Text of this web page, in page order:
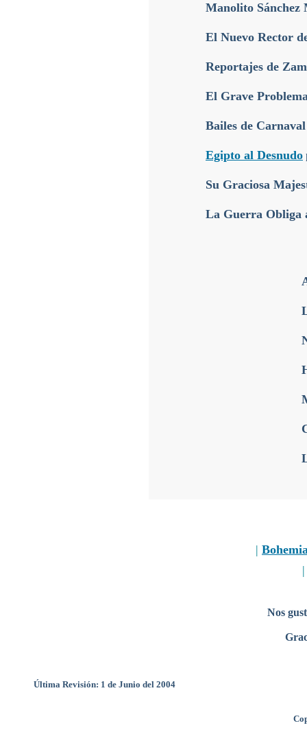
Manolito Sánchez
El Nuevo Rector
Reportajes de
El Grave
Bailes de Carnaval
Egipto al Desnudo
Su Graciosa
La Guerra Obliga
|
Nos
Última Revisión: 1 de Junio del 2004